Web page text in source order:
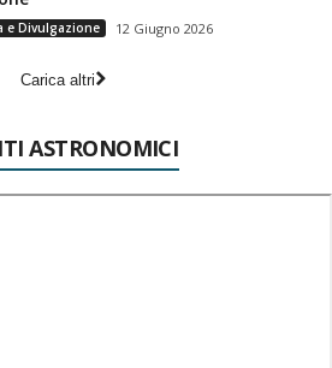
e Divulgazione 12 Giugno 2026
Carica altri
ASTRONOMICI